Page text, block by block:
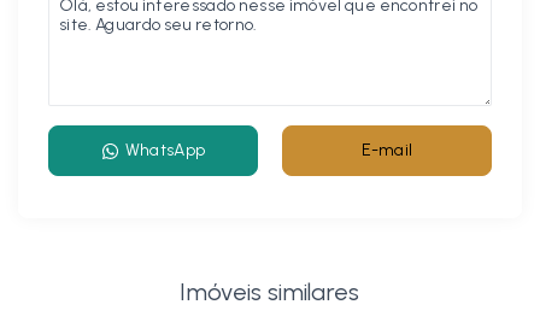
WhatsApp E-mail
Imóveis similares